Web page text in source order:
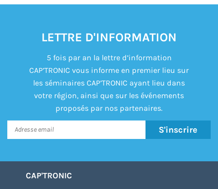
LETTRE D'INFORMATION
5 fois par an la lettre d’information
CAP’TRONIC vous informe en premier lieu sur
les séminaires CAP’TRONIC ayant lieu dans
votre région, ainsi que sur les événements
proposés par nos partenaires.
S'inscrire
CAP'TRONIC